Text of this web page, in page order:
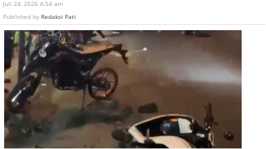
Juli 24, 2026 4:54 am
Published by Redaksi Pati